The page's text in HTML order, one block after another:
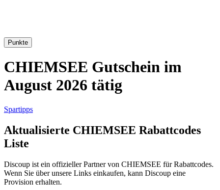
Booking.com
DocMorris
Urlaub und
Punkte
CHIEMSEE Gutschein im
August 2026 tätig
Spartipps
Aktualisierte CHIEMSEE Rabattcodes
Liste
Discoup ist ein offizieller Partner von CHIEMSEE für Rabattcodes.
Wenn Sie über unsere Links einkaufen, kann Discoup eine
Provision erhalten.